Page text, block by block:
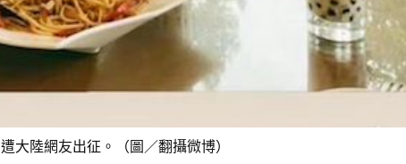
大陸網友出征。（圖／翻攝微博）